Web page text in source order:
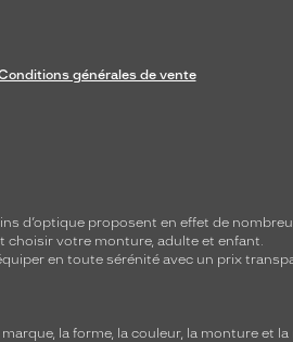
générales de vente
d’optique proposent en effet de
choisir votre monture, adulte et enfant.
en toute sérénité avec un prix
la forme, la couleur, la monture et la